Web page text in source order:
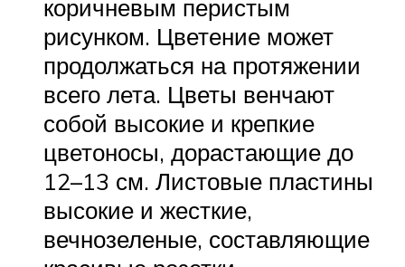
коричневым перистым
рисунком. Цветение может
продолжаться на протяжении
всего лета. Цветы венчают
собой высокие и крепкие
цветоносы, дорастающие до
12–13 см. Листовые пластины
высокие и жесткие,
вечнозеленые, составляющие